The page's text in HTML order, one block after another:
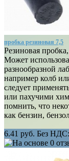
пробка резиновая 7,5
Резиновая
Может
разнообразной
например колб
следует
или пахучими
помнить, что
как бензин,
6.41 руб. Без